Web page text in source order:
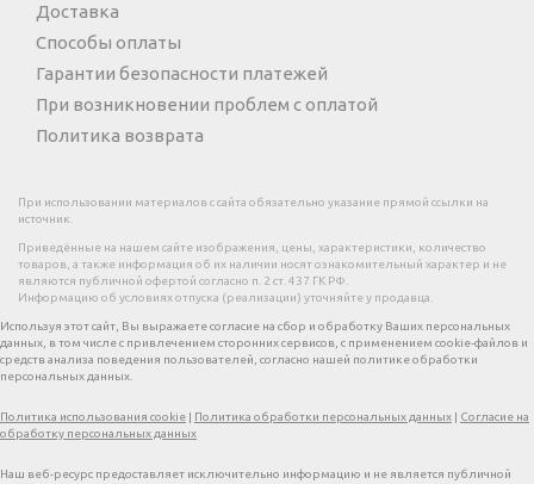
Доставка
Способы оплаты
Гарантии безопасности платежей
При возникновении проблем с оплатой
Политика возврата
При использовании материалов с сайта обязательно указание прямой ссылки на
источник.
Приведённые на нашем сайте изображения, цены, характеристики, количество
товаров, а также информация об их наличии носят ознакомительный характер и не
являются публичной офертой согласно п. 2 ст. 437 ГК РФ.
Информацию об условиях отпуска (реализации) уточняйте у продавца.
Используя этот сайт, Вы выражаете согласие на сбор и обработку Ваших персональных
данных, в том числе с привлечением сторонних сервисов, с применением cookie-файлов и
средств анализа поведения пользователей, согласно нашей политике обработки
персональных данных.
Политика использования cookie | Политика обработки персональных данных | Согласие на
обработку персональных данных
Наш веб-ресурс предоставляет исключительно информацию и не является публичной